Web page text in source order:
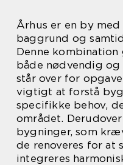
Århus er en by
baggrund og
Denne
både nødvendig
står over for
vigtigt at forstå
specifikke behov,
området.
bygninger, som
de renoveres for at
integreres